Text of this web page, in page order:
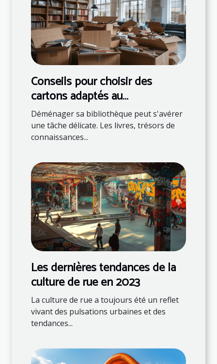
Conseils pour choisir des
cartons adaptés au
déménagement de livres
Déménager sa bibliothèque peut s'avérer
une tâche délicate. Les livres, trésors de
connaissances...
Les dernières tendances de la
culture de rue en 2023
La culture de rue a toujours été un reflet
vivant des pulsations urbaines et des
tendances...